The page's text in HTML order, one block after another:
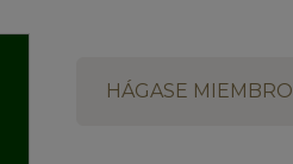
HÁGASE MIEMBRO